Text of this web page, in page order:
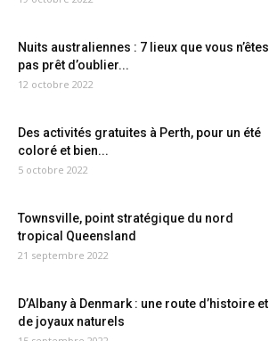
Nuits australiennes : 7 lieux que vous n’êtes
pas prêt d’oublier...
12 octobre 2022
Des activités gratuites à Perth, pour un été
coloré et bien...
5 octobre 2022
Townsville, point stratégique du nord
tropical Queensland
21 septembre 2022
D’Albany à Denmark : une route d’histoire et
de joyaux naturels